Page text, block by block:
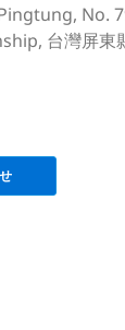
No.
台灣屏東